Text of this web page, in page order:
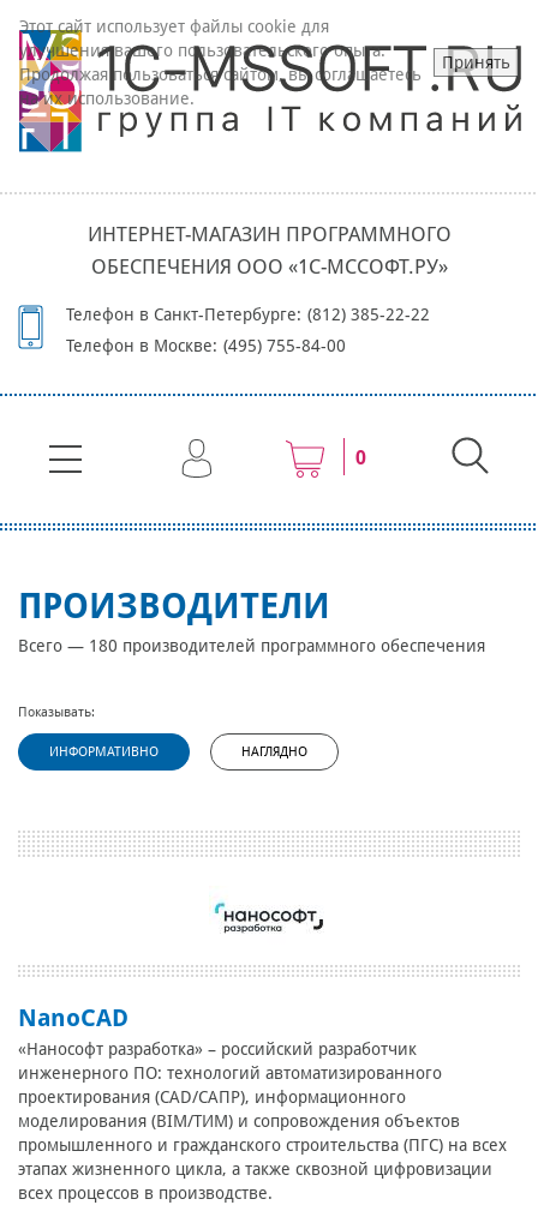
ИНТЕРНЕТ-МАГАЗИН ПРОГРАММНОГО
ОБЕСПЕЧЕНИЯ ООО «1С-МССОФТ.РУ»
Телефон в Санкт-Петербурге: (812) 385-22-22
Телефон в Москве: (495) 755-84-00
0
ПРОИЗВОДИТЕЛИ
Всего — 180 производителей программного обеспечения
Показывать:
ИНФОРМАТИВНО НАГЛЯДНО
NanoCAD
«Нанософт разработка» – российский разработчик
инженерного ПО: технологий автоматизированного
проектирования (CAD/САПР), информационного
моделирования (BIM/ТИМ) и сопровождения объектов
промышленного и гражданского строительства (ПГС) на всех
этапах жизненного цикла, а также сквозной цифровизации
всех процессов в производстве.
Этот сайт использует файлы cookie для
улучшения вашего пользовательского опыта.
Продолжая пользоваться сайтом, вы соглашаетесь
на их использование.
Принять